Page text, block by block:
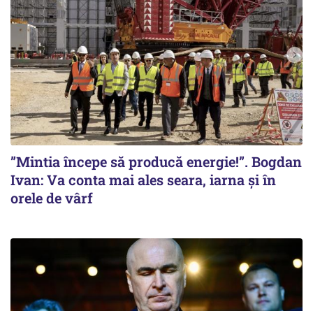
”Mintia începe să producă energie!”. Bogdan
Ivan: Va conta mai ales seara, iarna și în
orele de vârf